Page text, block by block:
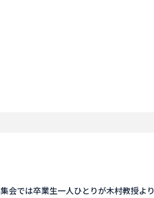
会では卒業生一人ひとりが木村教授より